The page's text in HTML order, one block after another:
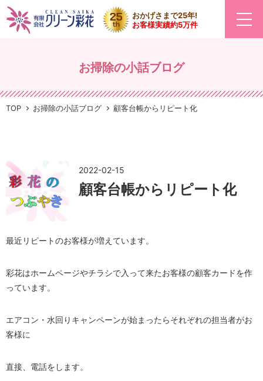
おかげさまで25年!
お客様実績約5万件
お掃除の小話ブログ
TOP お掃除の小話ブログ 顧客台帳からリピート化
2022-02-15
顧客台帳からリピート化
最近リピートのお客様が増えています。
彩花はホームページやチラシで入って来たお客様の顧客カードを作
っています。
エアコン・水回りキャンペーンが始まったらそれぞれの担当者がお
客様に
直接、電話をします。